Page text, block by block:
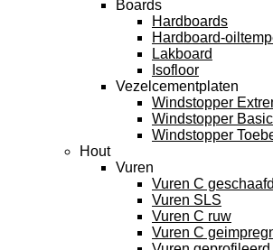
Boards
Hardboards
Hardboard-
Lakboard
Isofloor
Vezelcementplaten
Windstopper
Windstopper Basic
Windstopper
Hout
Vuren
Vuren C geschaafd
Vuren SLS
Vuren C ruw
Vuren C